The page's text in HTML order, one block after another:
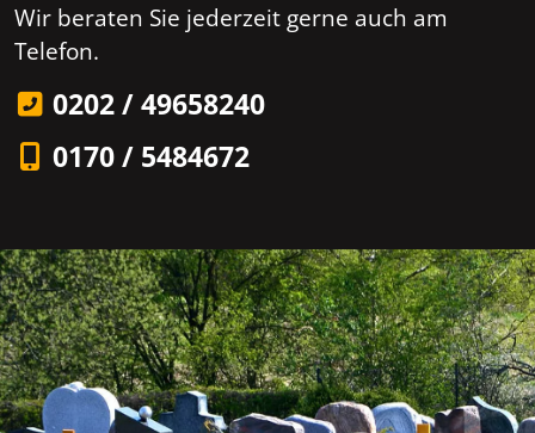
Wir beraten Sie jederzeit gerne auch am
Telefon.
0202 / 49658240
0170 / 5484672